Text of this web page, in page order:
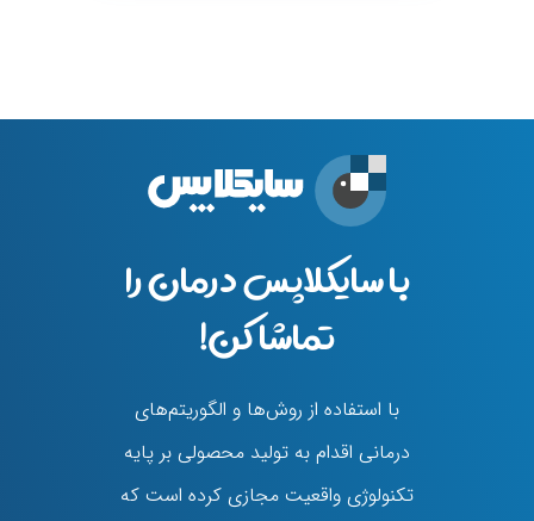
با سایکلاپس درمان را
تماشا کن!
با استفاده از روش‌ها و الگوریتم‌های
درمانی اقدام به تولید محصولی بر پایه
تکنولوژی واقعیت مجازی کرده است که